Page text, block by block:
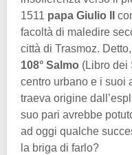
1511 papa Giulio II
facoltà di maledire
città di Trasmoz.
108° Salmo (Libro dei
centro urbano e i suoi
traeva origine
suo pari avrebbe
ad oggi qualche
la briga di farlo?